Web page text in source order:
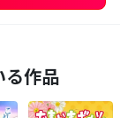
る作品